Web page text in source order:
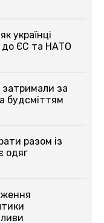
українці
до ЄС та НАТО
затримали за
будсміттям
разом із
одяг